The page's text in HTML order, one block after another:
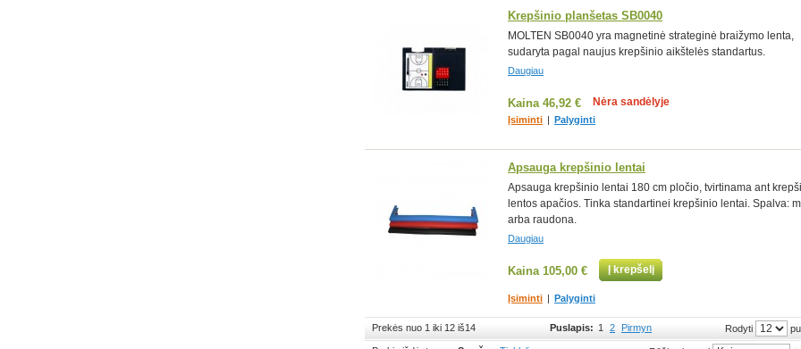
Krepšinio planšetas SB0040
MOLTEN SB0040 yra magnetinė strateginė braižymo lenta,
sudaryta pagal naujus krepšinio aikštelės standartus.
Daugiau
Kaina 46,92 € Nėra sandėlyje
Įsiminti | Palyginti
Apsauga krepšinio lentai
Apsauga krepšinio lentai 180 cm pločio, tvirtinama ant
lentos apačios. Tinka standartinei krepšinio lentai. Spalva:
arba raudona.
Daugiau
Kaina 105,00 € Į krepšelį
Įsiminti | Palyginti
Prekės nuo 1 iki 12 iš14 Rodyti
Puslapis: 1 2 Pirmyn